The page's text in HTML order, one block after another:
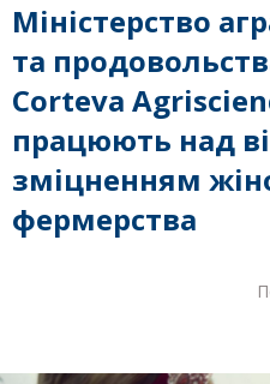
Міністерство
та
Corteva
працюють над
зміцненням
фермерства